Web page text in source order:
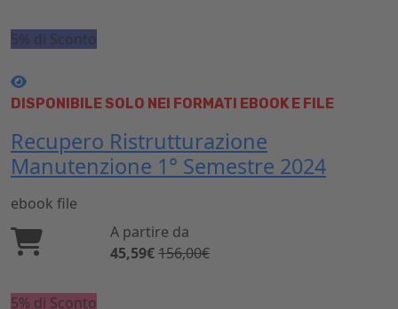
5% di Sconto
DISPONIBILE SOLO NEI FORMATI EBOOK E FILE
Recupero Ristrutturazione
Manutenzione 1° Semestre 2024
ebook file
A partire da
45,59€156,00€
5% di Sconto